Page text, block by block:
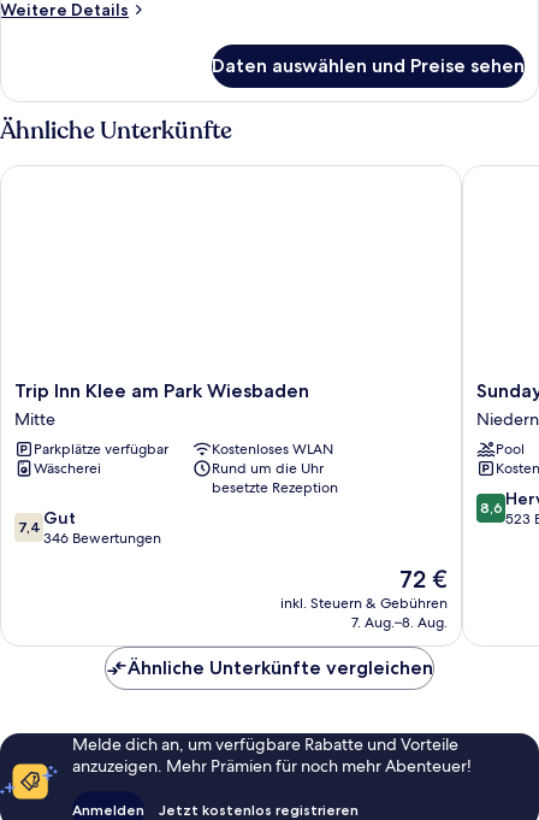
Weitere Details
Weitere
Single
Room
Daten auswählen und Preise sehen
Ähnliche Unterkünfte
Trip
Inn
Klee
am
Park
Mitte
Trip Inn Klee am Park Wiesbaden
Mitte
Parkplätze verfügbar
Kostenloses WLAN
Wäscherei
Rund um die Uhr
besetzte Rezeption
7.4
von
7,4 Gut
346 Bewertungen
Der
Preis
beträgt
72 €
inkl. Steuern & Gebühren
7. Aug.–8. Aug.
Trip Inn Klee am Park Wiesbaden
Sunday
Hotel
Pool
8.6
von
8,6
523
Sunday
Ähnliche Unterkünfte vergleichen
Melde dich an, um verfügbare Rabatte und Vorteile
anzuzeigen. Mehr Prämien für noch mehr Abenteuer!
Anmelden Jetzt kostenlos registrieren